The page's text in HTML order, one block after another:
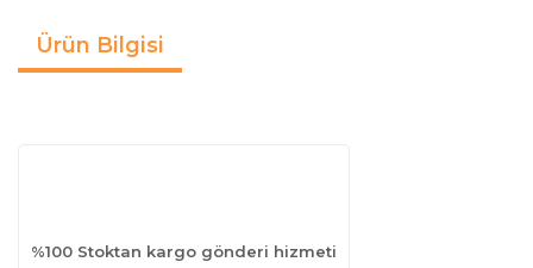
Ürün Bilgisi
%100 Stoktan kargo gönderi hizmeti